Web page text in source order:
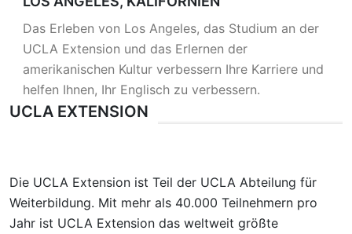
Das Erleben von Los Angeles, das Studium an der
UCLA Extension und das Erlernen der
amerikanischen Kultur verbessern Ihre Karriere und
helfen Ihnen, Ihr Englisch zu verbessern.
UCLA EXTENSION
Die UCLA Extension ist Teil der UCLA Abteilung für
Weiterbildung. Mit mehr als 40.000 Teilnehmern pro
Jahr ist UCLA Extension das weltweit größte